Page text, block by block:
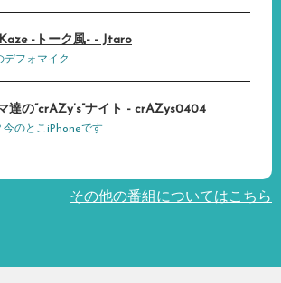
-トーク風- - Jtaro
デフォマイク
達の“crAZy’s”ナイト - crAZys0404
今のとこiPhoneです
その他の番組についてはこちら